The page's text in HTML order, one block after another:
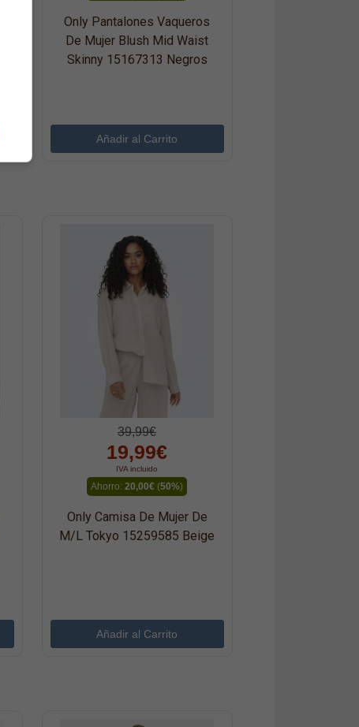
Only Pantalones Vaqueros
De Mujer Blush Mid Waist
Skinny 15167313 Negros
39,99€
19,99€
IVA incluido
Ahorro: 20,00€ (50%)
Only Camisa De Mujer De
M/l Tokyo 15259585 Beige